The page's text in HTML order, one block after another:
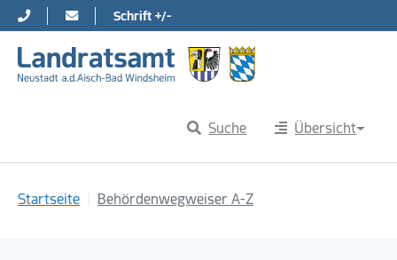
Direkt zur Hauptnavigation springen
Direkt zum Inhalt springen
Schrift +/-
Suche Übersicht
Startseite Behördenwegweiser A-Z